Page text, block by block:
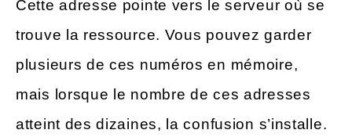
Cette adresse pointe vers le serveur où se
trouve la ressource. Vous pouvez garder
plusieurs de ces numéros en mémoire,
mais lorsque le nombre de ces adresses
atteint des dizaines, la confusion s’installe.